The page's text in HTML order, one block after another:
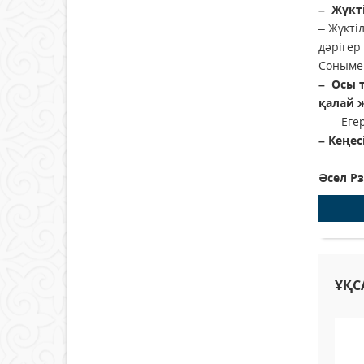
–
–
– Осы
қалай
– Егер
–
Әсел